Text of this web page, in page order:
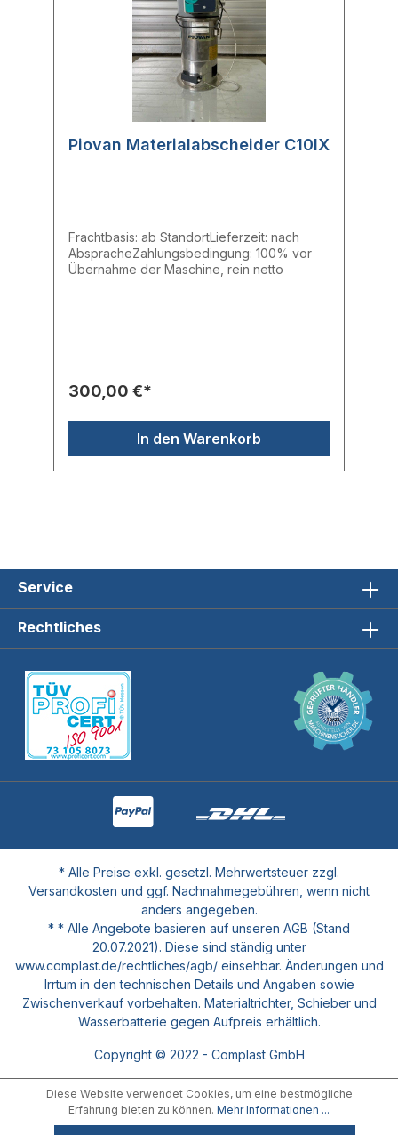
Piovan Materialabscheider C10IX
Frachtbasis: ab StandortLieferzeit: nach
AbspracheZahlungsbedingung: 100% vor
Übernahme der Maschine, rein netto
300,00 €*
In den Warenkorb
Service
Rechtliches
* Alle Preise exkl. gesetzl. Mehrwertsteuer zzgl.
Versandkosten und ggf. Nachnahmegebühren, wenn nicht
anders angegeben.
* * Alle Angebote basieren auf unseren AGB (Stand
20.07.2021). Diese sind ständig unter
www.complast.de/rechtliches/agb/ einsehbar. Änderungen und
Irrtum in den technischen Details und Angaben sowie
Zwischenverkauf vorbehalten. Materialtrichter, Schieber und
Wasserbatterie gegen Aufpreis erhältlich.
Copyright © 2022 - Complast GmbH
Diese Website verwendet Cookies, um eine bestmögliche
Erfahrung bieten zu können. Mehr Informationen ...